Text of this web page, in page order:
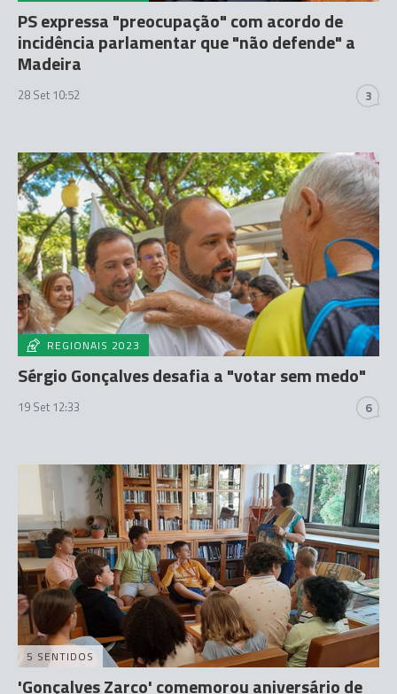
PS expressa "preocupação" com acordo de
incidência parlamentar que "não defende" a
Madeira
28 Set 10:52 3
REGIONAIS 2023
Sérgio Gonçalves desafia a "votar sem medo"
19 Set 12:33 6
5 SENTIDOS
'Gonçalves Zarco' comemorou aniversário de